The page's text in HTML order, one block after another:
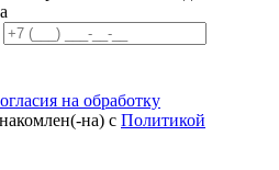
на обработку
на) с Политикой